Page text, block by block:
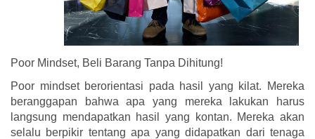
Poor Mindset, Beli Barang Tanpa Dihitung!
Poor mindset berorientasi pada hasil yang kilat. Mereka
beranggapan bahwa apa yang mereka lakukan harus
langsung mendapatkan hasil yang kontan. Mereka akan
selalu berpikir tentang apa yang didapatkan dari tenaga